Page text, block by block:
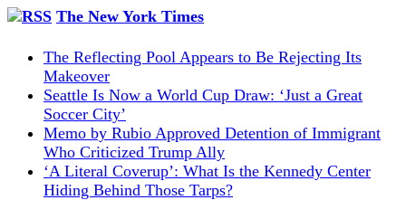
The New York Times
The Reflecting Pool Appears to Be Rejecting Its
Makeover
Seattle Is Now a World Cup Draw: ‘Just a Great
Soccer City’
Memo by Rubio Approved Detention of Immigrant
Who Criticized Trump Ally
‘A Literal Coverup’: What Is the Kennedy Center
Hiding Behind Those Tarps?